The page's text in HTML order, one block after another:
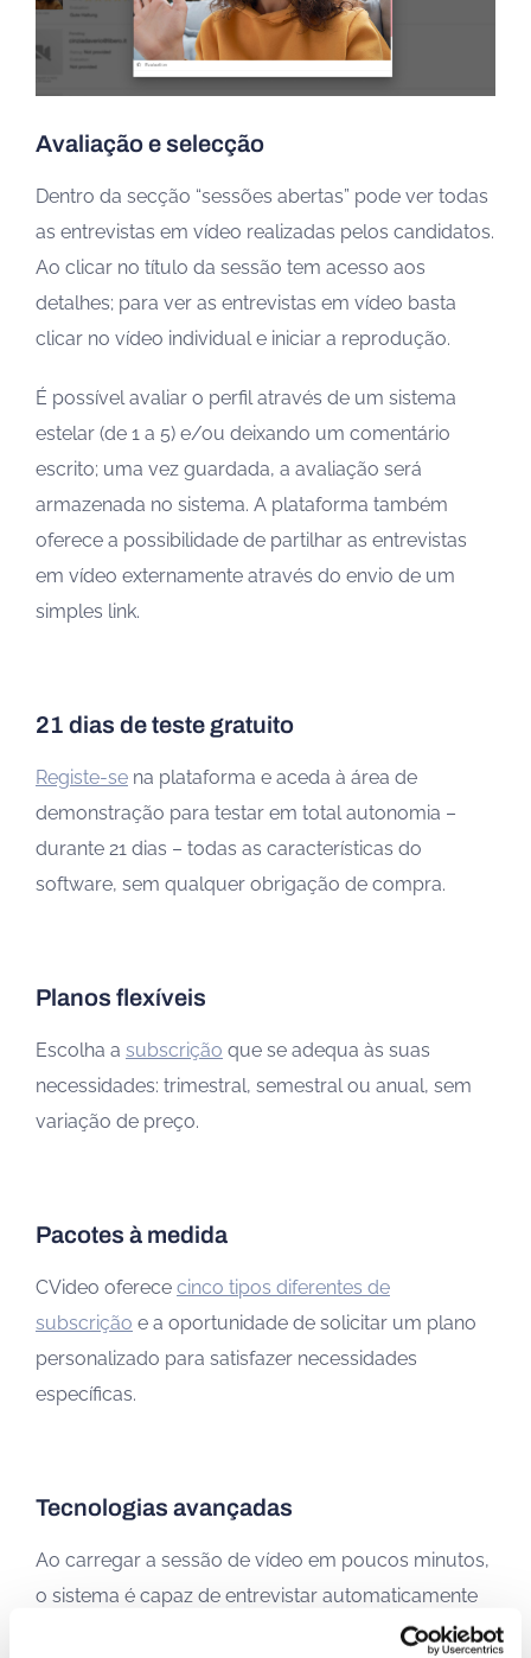
Avaliação e selecção
Dentro da secção “sessões abertas” pode ver todas
as entrevistas em vídeo realizadas pelos candidatos.
Ao clicar no título da sessão tem acesso aos
detalhes; para ver as entrevistas em vídeo basta
clicar no vídeo individual e iniciar a reprodução.
É possível avaliar o perfil através de um sistema
estelar (de 1 a 5) e/ou deixando um comentário
escrito; uma vez guardada, a avaliação será
armazenada no sistema. A plataforma também
oferece a possibilidade de partilhar as entrevistas
em vídeo externamente através do envio de um
simples link.
21 dias de teste gratuito
Registe-sena plataforma e aceda à área de
demonstração para testar em total autonomia –
durante 21 dias – todas as características do
software, sem qualquer obrigação de compra.
Planos flexíveis
Escolha a subscrição que se adequa às suas
necessidades: trimestral, semestral ou anual, sem
variação de preço.
Pacotes à medida
CVideo oferece cinco tipos diferentes de
subscrição e a oportunidade de solicitar um plano
personalizado para satisfazer necessidades
específicas.
Tecnologias avançadas
Ao carregar a sessão de vídeo em poucos minutos,
o sistema é capaz de entrevistar automaticamente
todos os candidatos seleccionados para si.